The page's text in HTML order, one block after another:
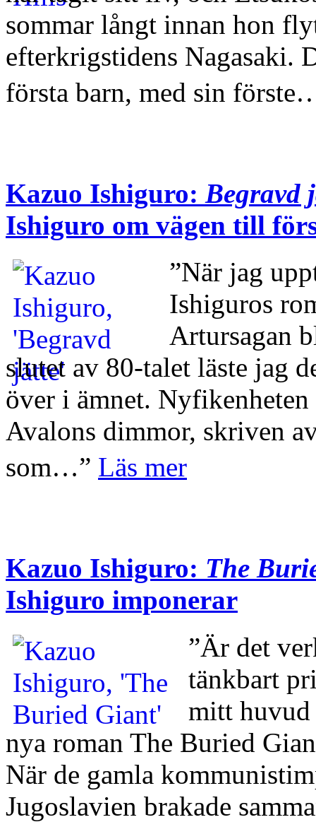
sommar långt innan hon
efterkrigstidens Nagasaki.
första barn, med sin
Kazuo Ishiguro: Begravd
Ishiguro om vägen till
”När jag
Ishiguros
Artursagan
slutet av 80-talet läste jag
över i ämnet.
Avalons dimmor, skriven
som…” Läs mer
Kazuo Ishiguro: The
Ishiguro imponerar
”Är det
tänkbart
mitt huvud
nya roman The Buried
När de gamla
Jugoslavien brakade